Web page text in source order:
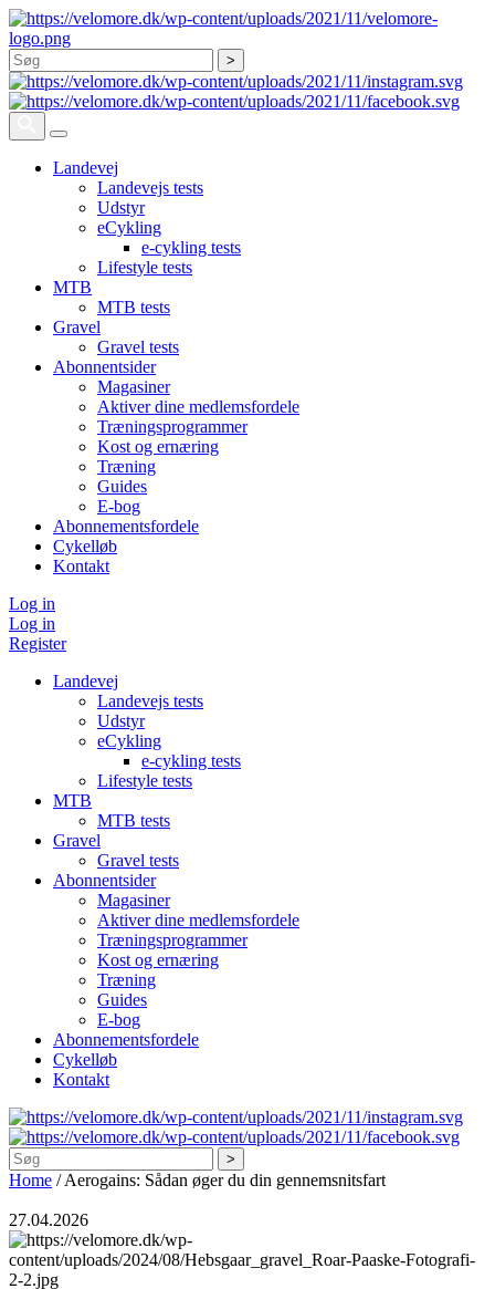
Søg
Landevej
Landevejs tests
Udstyr
eCykling
e-cykling tests
Lifestyle tests
MTB
MTB tests
Gravel
Gravel tests
Abonnentsider
Magasiner
Aktiver dine medlemsfordele
Træningsprogrammer
Kost og ernæring
Træning
Guides
E-bog
Abonnementsfordele
Cykelløb
Kontakt
Log in
Log in
Register
Landevej
Landevejs tests
Udstyr
eCykling
e-cykling tests
Lifestyle tests
MTB
MTB tests
Gravel
Gravel tests
Abonnentsider
Magasiner
Aktiver dine medlemsfordele
Træningsprogrammer
Kost og ernæring
Træning
Guides
E-bog
Abonnementsfordele
Cykelløb
Kontakt
Søg
Home /Aerogains: Sådan øger du din gennemsnitsfart
27.04.2026